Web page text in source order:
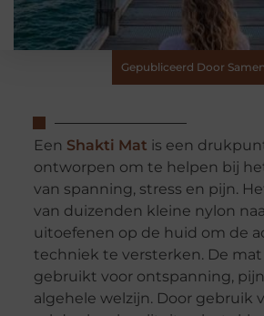
Gepubliceerd Door
Een Shakti Mat is een
ontworpen om te helpen bij
van spanning, stress en pijn.
van duizenden kleine nylon
uitoefenen op de huid om de
techniek te versterken. De
gebruikt voor ontspanning,
algehele welzijn. Door gebruik